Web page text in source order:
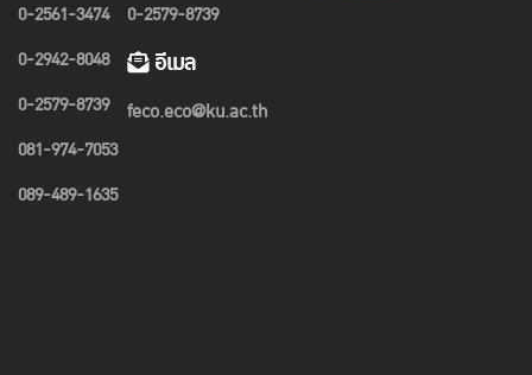
0-2561-3474
0-2942-8048
0-2579-8739
081-974-7053
089-489-1635
0-2579-8739
อีเมล
feco.eco@ku.ac.th